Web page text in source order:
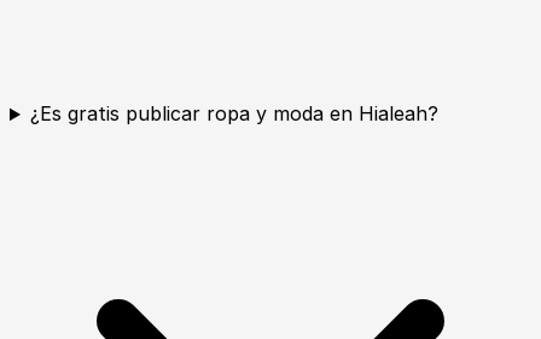
¿Es gratis publicar ropa y moda en Hialeah?